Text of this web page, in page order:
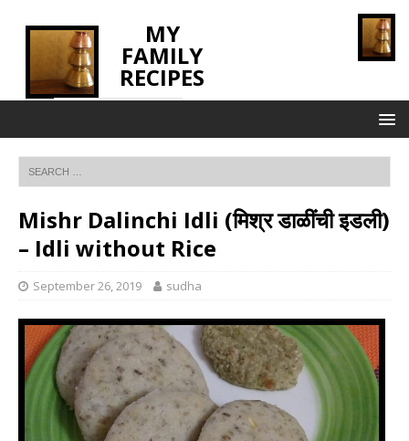
MY
FAMILY
RECIPES
Mishr Dalinchi Idli (मिश्र डाळींची इडली)
– Idli without Rice
September 26, 2019 sudha